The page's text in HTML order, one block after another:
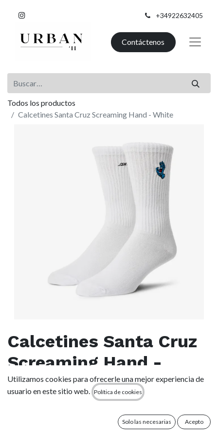
+34922632405
Contáctenos
Todos los productos
Calcetines Santa Cruz Screaming Hand - White
Calcetines Santa Cruz
Screaming Hand -
White
Utilizamos cookies para ofrecerle una mejor experiencia de
usuario en este sitio web.
Política de cookies
Solo las necesarias Acepto